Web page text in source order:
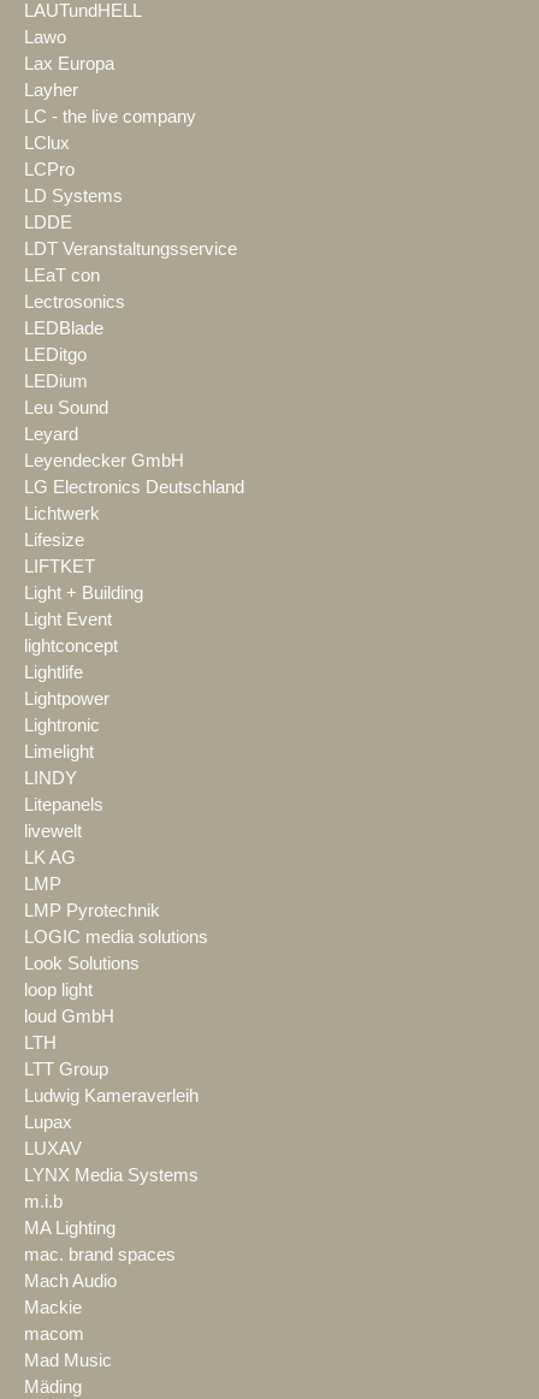
LAUTundHELL
Lawo
Lax Europa
Layher
LC - the live company
LClux
LCPro
LD Systems
LDDE
LDT Veranstaltungsservice
LEaT con
Lectrosonics
LEDBlade
LEDitgo
LEDium
Leu Sound
Leyard
Leyendecker GmbH
LG Electronics Deutschland
Lichtwerk
Lifesize
LIFTKET
Light + Building
Light Event
lightconcept
Lightlife
Lightpower
Lightronic
Limelight
LINDY
Litepanels
livewelt
LK AG
LMP
LMP Pyrotechnik
LOGIC media solutions
Look Solutions
loop light
loud GmbH
LTH
LTT Group
Ludwig Kameraverleih
Lupax
LUXAV
LYNX Media Systems
m.i.b
MA Lighting
mac. brand spaces
Mach Audio
Mackie
macom
Mad Music
Mäding